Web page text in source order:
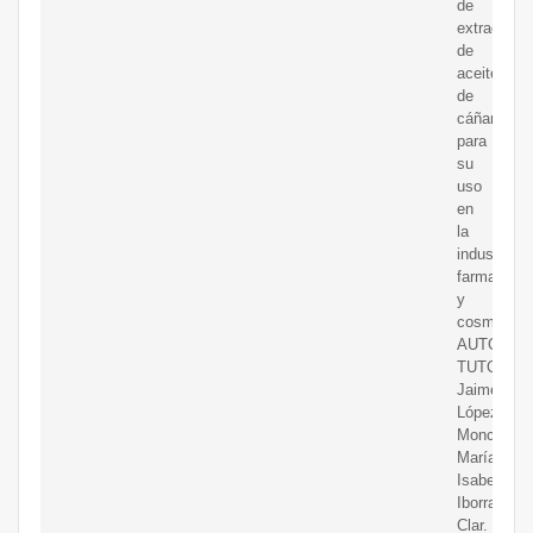
de
extracción
de
aceite
de
cáñamo
para
su
uso
en
la
industria
y
cosmética.
AUTOR:
TUTOR:
Jaime
López
Moncholí.
María
Isabel
Iborra
Clar.